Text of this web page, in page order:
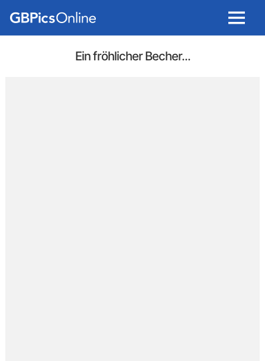
Menu
Ein fröhlicher Becher...